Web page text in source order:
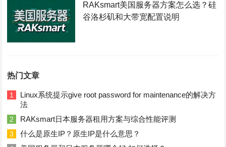
RAKsmart美国服务器方案怎么选？硅
谷洛杉矶和大带宽配置说明
热门文章
1
Linux系统提示give root password for maintenance的解决方
法
2 RAKsmart日本服务器租用方案与综合性能评测
3 什么是原生IP？原生IP是什么意思？